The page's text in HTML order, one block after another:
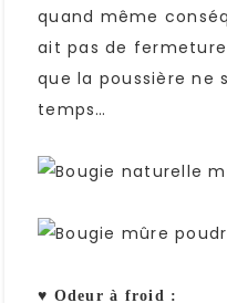
quand même
ait pas de
que la poussière ne
temps…
♥ Odeur à froid :